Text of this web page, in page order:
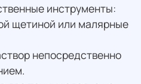
инструменты:
щетиной или малярные
непосредственно